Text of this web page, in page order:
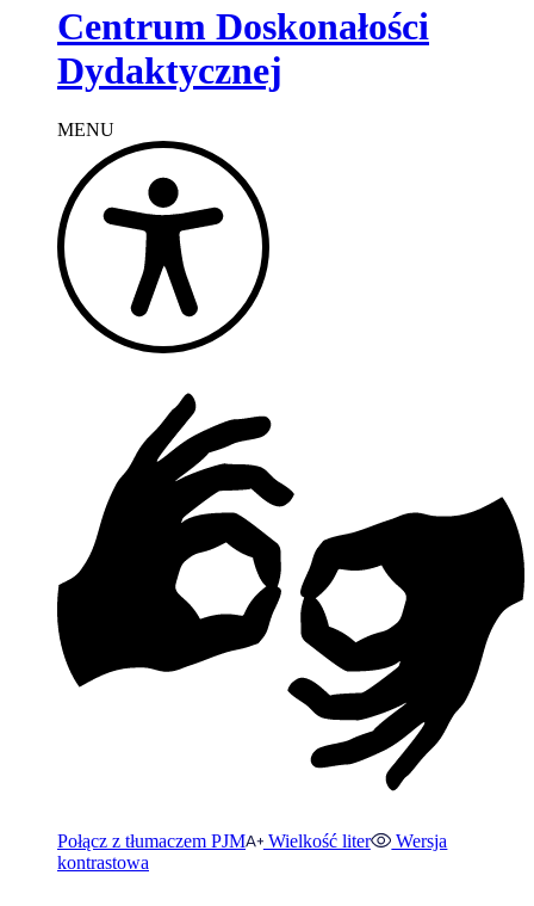
Centrum Doskonałości
Dydaktycznej
MENU
Połącz z tłumaczem PJM Wielkość liter
Wersja
kontrastowa